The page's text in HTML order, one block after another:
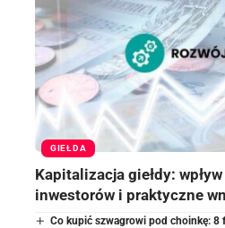
GIEŁDA
Kapitalizacja giełdy:
inwestorów i praktyczne
Co kupić szwagrowi pod choinkę: 8